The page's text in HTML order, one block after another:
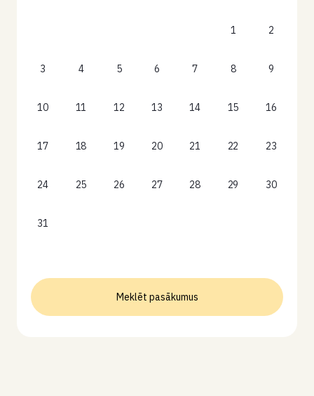
1 2
3 4 5 6 7 8 9
10 11 12 13 14 15 16
17 18 19 20 21 22 23
24 25 26 27 28 29 30
31
Meklēt pasākumus